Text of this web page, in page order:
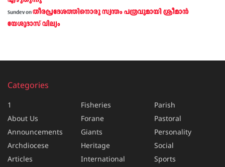
Sundevonതീരപ്രദേശത്തിനൊരു സ്വന്തം പത്രവുമായി ശ്രീമാന്‍
യേശുദാസ് വില്യം
Categories
1
About Us
Announcements
Archdiocese
Articles
Fisheries
Forane
Giants
Heritage
International
Parish
Pastoral
Personality
Social
Sports